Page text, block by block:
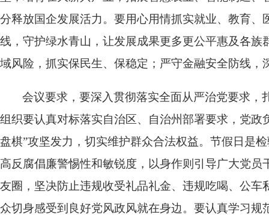
分释放国企发展活力。要用心用情抓实就业、教育
线，守护绿水青山，让发展成果更多更公平惠及各
域风险，抓实保民生、保稳定；严守金融安全防线
会议要求，要深入贯彻落实全面从严治党要求
组织要认真对标落实自治区、自治州部署要求，党
盘棋”攻坚发力，切实维护群众合法权益。节假日是
高反腐倡廉警惕性和敏锐度，以身作则引导广大党员
友圈，坚决防止违规收受礼品礼金、违规吃喝、公
众切身感受到良好党风政风就在身边。要认真学习